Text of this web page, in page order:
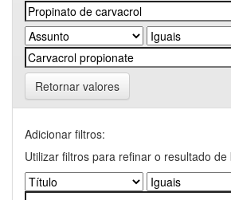
Retornar valores
Adicionar filtros:
Utilizar filtros para refinar o resultado de